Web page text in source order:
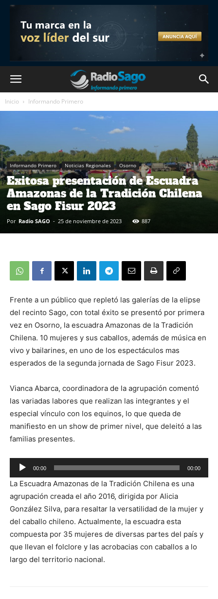
Inicio Informando Primero
Informando Primero Noticias Regionales Osorno
Exitosa presentación de Escuadra
Amazonas de la Tradición Chilena
en Sago Fisur 2023
Por Radio SAGO - 25 de noviembre de 2023 887
Frente a un público que repletó las galerías de la elipse
del recinto Sago, con total éxito se presentó por primera
vez en Osorno, la escuadra Amazonas de la Tradición
Chilena. 10 mujeres y sus caballos, además de música en
vivo y bailarines, en uno de los espectáculos mas
esperados de la segunda jornada de Sago Fisur 2023.
Vianca Abarca, coordinadora de la agrupación comentó
las variadas labores que realizan las integrantes y el
especial vínculo con los equinos, lo que queda de
manifiesto en un show de primer nivel, que deleitó a las
familias presentes.
Reproductor
de
audio
00:00 00:00
La Escuadra Amazonas de la Tradición Chilena es una
agrupación creada el año 2016, dirigida por Alicia
González Silva, para resaltar la versatilidad de la mujer y
del caballo chileno. Actualmente, la escuadra esta
compuesta por 35 mujeres de diversas partes del país y
que llevan el folclore y las acrobacias con caballos a lo
largo del territorio nacional.